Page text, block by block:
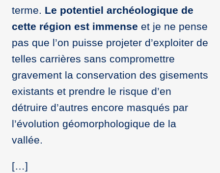
terme. Le potentiel archéologique de
cette région est immense et je ne pense
pas que l’on puisse projeter d’exploiter de
telles carrières sans compromettre
gravement la conservation des gisements
existants et prendre le risque d’en
détruire d’autres encore masqués par
l’évolution géomorphologique de la
vallée.
[…]